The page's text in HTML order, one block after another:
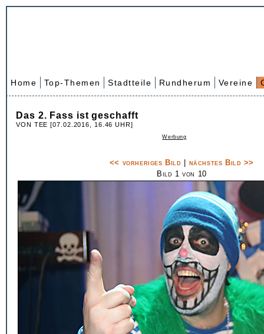
Home Top-Themen Stadtteile Rundherum Vereine
Das 2. Fass ist geschafft
VON TEE [07.02.2016, 16.46 UHR]
Werbung
<< vorheriges Bild
nächstes Bild >>
Bild 1 von 10